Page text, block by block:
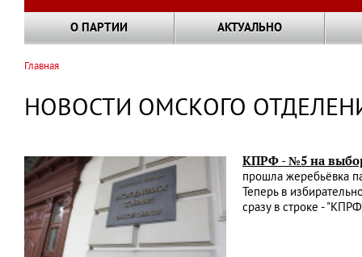
О ПАРТИИ АКТУАЛЬНО
навигации
Главная
НОВОСТИ ОМСКОГО
КПРФ - №5 на
прошла жеребьёвка
Теперь в
сразу в строке -